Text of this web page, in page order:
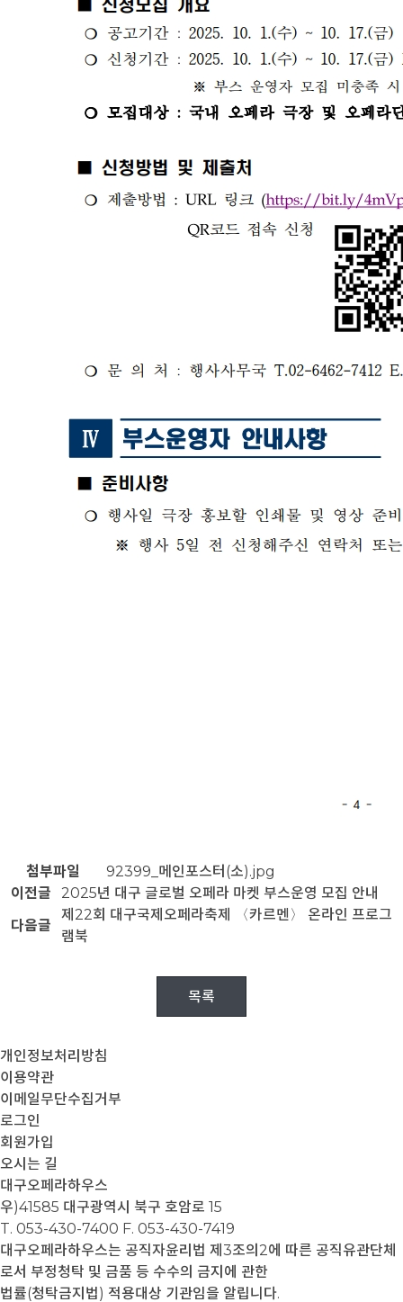
첨부파일
92399_메인포스터(소).jpg
이전글
2025년 대구 글로벌 오페라 마켓 부스운영 모집 안내
다음글
제22회 대구국제오페라축제 〈카르멘〉 온라인 프로그
램북
목록
개인정보처리방침
이용약관
이메일무단수집거부
로그인
회원가입
오시는 길
대구오페라하우스
우)41585 대구광역시 북구 호암로 15
T. 053-430-7400 F. 053-430-7419
대구오페라하우스는 공직자윤리법 제3조의2에 따른 공직유관단체
로서 부정청탁 및 금품 등 수수의 금지에 관한
법률(청탁금지법) 적용대상 기관임을 알립니다.